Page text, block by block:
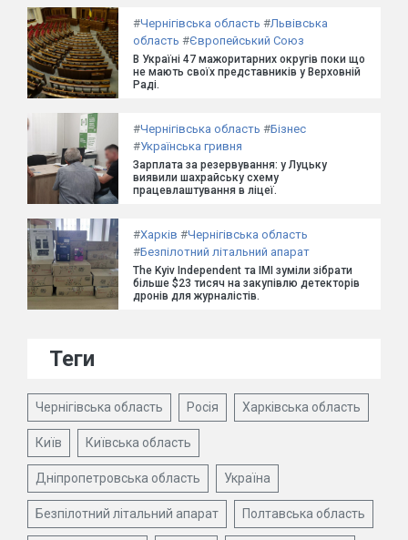
#Чернігівська область #Львівська
область #Європейський Союз
В Україні 47 мажоритарних округів поки що
не мають своїх представників у Верховній
Раді.
#Чернігівська область #Бізнес
#Українська гривня
Зарплата за резервування: у Луцьку
виявили шахрайську схему
працевлаштування в ліцеї.
#Харків #Чернігівська область
#Безпілотний літальний апарат
The Kyiv Independent та ІМІ зуміли зібрати
більше $23 тисяч на закупівлю детекторів
дронів для журналістів.
Теги
Чернігівська область Росія Харківська область
Київ Київська область
Дніпропетровська область Україна
Безпілотний літальний апарат Полтавська область